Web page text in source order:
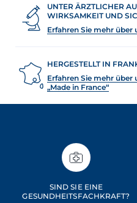
UNTER ÄRZTLICHER
WIRKSAMKEIT UND
Erfahren Sie mehr über
HERGESTELLT IN
Erfahren Sie mehr über
„Made in France“
SIND SIE EINE
GESUNDHEITSFACHKRAFT?